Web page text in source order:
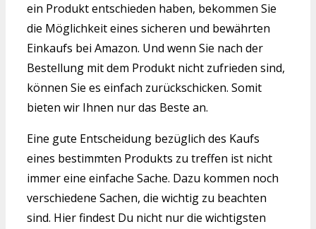
ein Produkt entschieden haben, bekommen Sie
die Möglichkeit eines sicheren und bewährten
Einkaufs bei Amazon. Und wenn Sie nach der
Bestellung mit dem Produkt nicht zufrieden sind,
können Sie es einfach zurückschicken. Somit
bieten wir Ihnen nur das Beste an.
Eine gute Entscheidung bezüglich des Kaufs
eines bestimmten Produkts zu treffen ist nicht
immer eine einfache Sache. Dazu kommen noch
verschiedene Sachen, die wichtig zu beachten
sind. Hier findest Du nicht nur die wichtigsten